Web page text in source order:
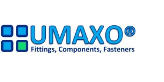
Přeskočit
na
Přejít
k